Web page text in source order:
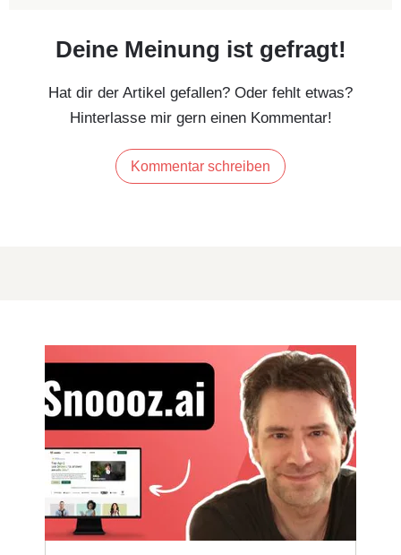
Deine Meinung ist gefragt!
Hat dir der Artikel gefallen? Oder fehlt etwas?
Hinterlasse mir gern einen Kommentar!
Kommentar schreiben